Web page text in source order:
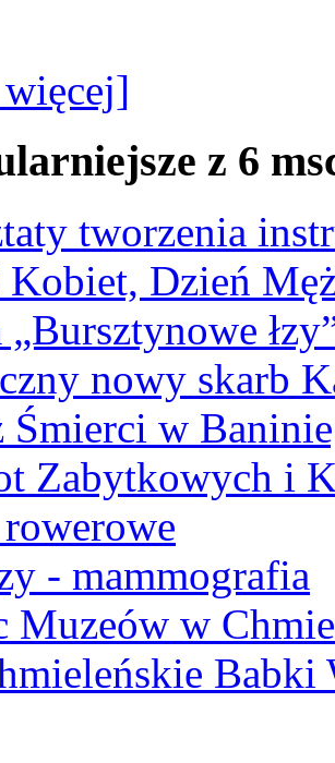
z 6
tworzenia
Kobiet, Dzień
„Bursztynowe
nowy skarb
Śmierci w
Zabytkowych i
- mammografia
Muzeów w
Babki